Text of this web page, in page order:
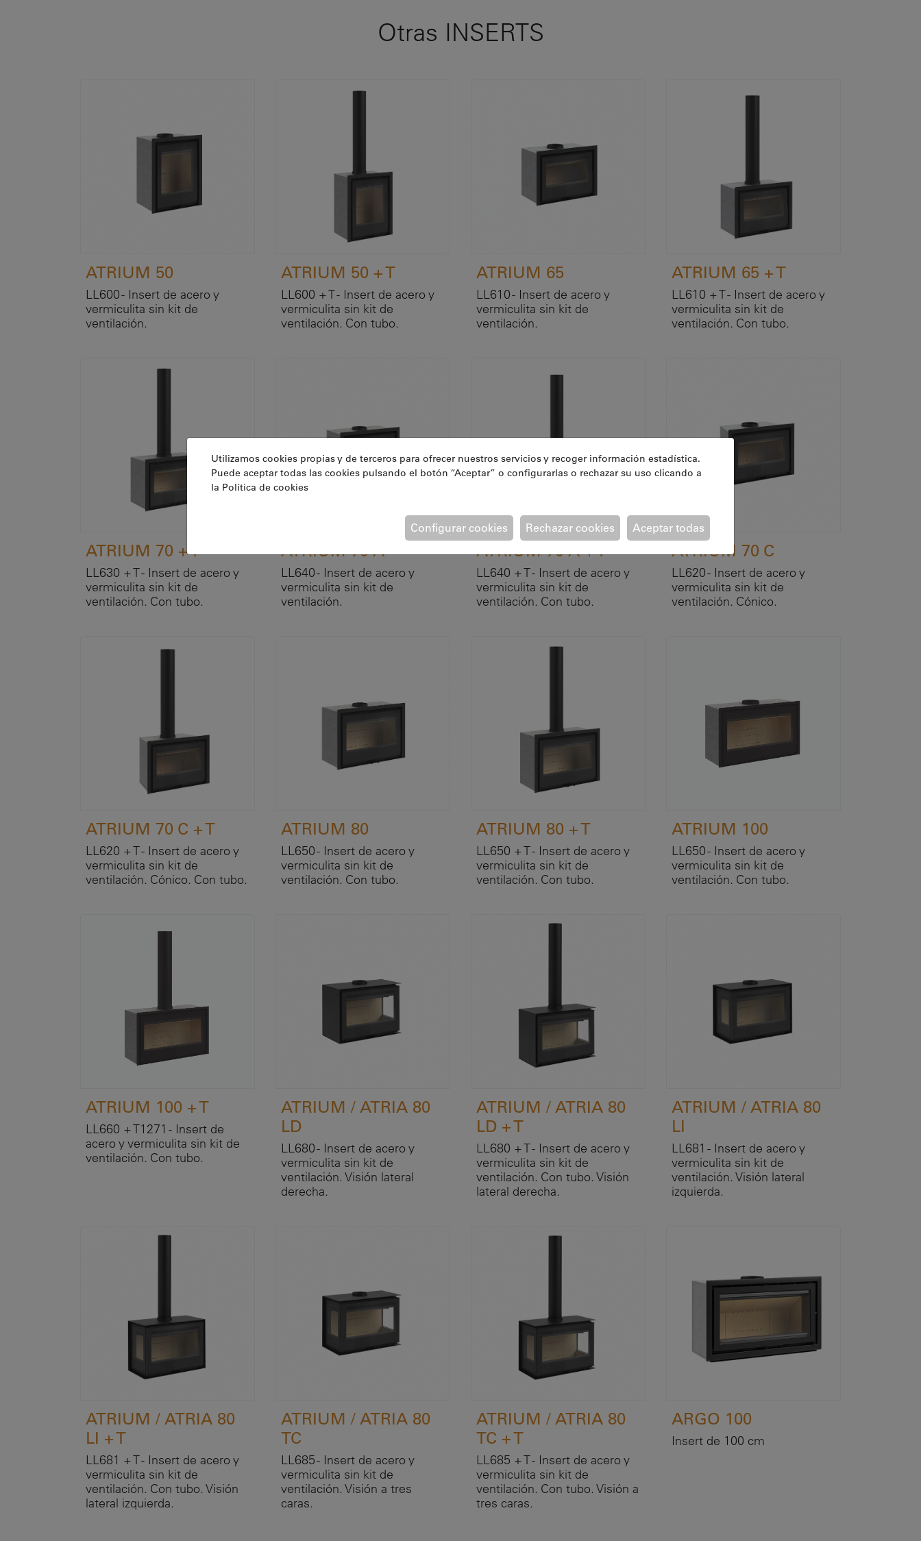
Otras INSERTS
ATRIUM 50
LL600 - Insert de acero y
vermiculita sin kit de
ventilación.
ATRIUM 50 + T
LL600 + T - Insert de acero y
vermiculita sin kit de
ventilación. Con tubo.
ATRIUM 65
LL610 - Insert de acero y
vermiculita sin kit de
ventilación.
ATRIUM 65 + T
LL610 + T - Insert de acero y
vermiculita sin kit de
ventilación. Con tubo.
ATRIUM 70 + T
LL630 + T - Insert de acero y
vermiculita sin kit de
ventilación. Con tubo.
ATRIUM 70 A
LL640 - Insert de acero y
vermiculita sin kit de
ventilación.
ATRIUM 70 A + T
LL640 + T - Insert de acero y
vermiculita sin kit de
ventilación. Con tubo.
ATRIUM 70 C
LL620 - Insert de acero y
vermiculita sin kit de
ventilación. Cónico.
ATRIUM 70 C + T
LL620 + T - Insert de acero y
vermiculita sin kit de
ventilación. Cónico. Con tubo.
ATRIUM 80
LL650 - Insert de acero y
vermiculita sin kit de
ventilación. Con tubo.
ATRIUM 80 + T
LL650 + T - Insert de acero y
vermiculita sin kit de
ventilación. Con tubo.
ATRIUM 100
LL650 - Insert de acero y
vermiculita sin kit de
ventilación. Con tubo.
ATRIUM 100 + T
LL660 + T1271 - Insert de
acero y vermiculita sin kit de
ventilación. Con tubo.
ATRIUM / ATRIA 80
LD
LL680 - Insert de acero y
vermiculita sin kit de
ventilación. Visión lateral
derecha.
ATRIUM / ATRIA 80
LD + T
LL680 + T - Insert de acero y
vermiculita sin kit de
ventilación. Con tubo. Visión
lateral derecha.
ATRIUM / ATRIA 80
LI
LL681 - Insert de acero y
vermiculita sin kit de
ventilación. Visión lateral
izquierda.
ATRIUM / ATRIA 80
LI + T
LL681 + T - Insert de acero y
vermiculita sin kit de
ventilación. Con tubo. Visión
lateral izquierda.
ATRIUM / ATRIA 80
TC
LL685 - Insert de acero y
vermiculita sin kit de
ventilación. Visión a tres
caras.
ATRIUM / ATRIA 80
TC + T
LL685 + T - Insert de acero y
vermiculita sin kit de
ventilación. Con tubo. Visión a
tres caras.
ARGO 100
Insert de 100 cm
Utilizamos cookies propias y de terceros para ofrecer nuestros servicios y recoger información estadística.
Puede aceptar todas las cookies pulsando el botón “Aceptar” o configurarlas o rechazar su uso clicando a
la Política de cookies
Aceptar todas
Rechazar cookies
Configurar cookies